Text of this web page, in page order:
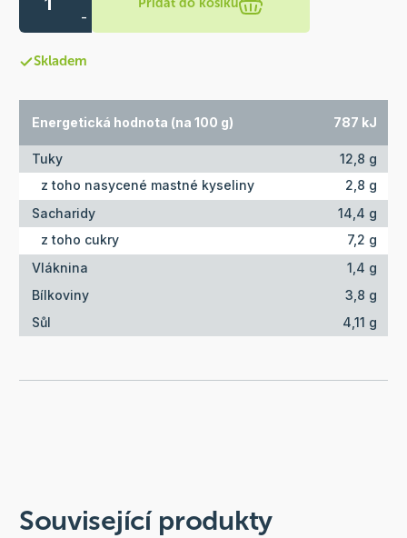
-
Přidat do košíku
Skladem
Energetická hodnota (na 100 g) 787 kJ
Tuky
12,8 g
z toho nasycené mastné kyseliny
2,8 g
Sacharidy
14,4 g
z toho cukry
7,2 g
Vláknina
1,4 g
Bílkoviny
3,8 g
Sůl
4,11 g
Související produkty